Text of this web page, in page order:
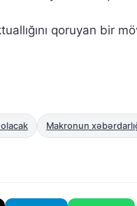
qoruyan bir
Makronun